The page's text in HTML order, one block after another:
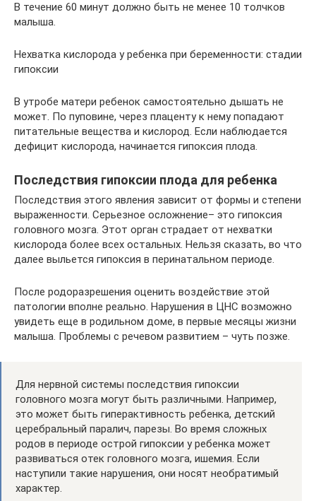
В течение 60 минут должно быть не менее 10 толчков
малыша.
Нехватка кислорода у ребенка при беременности: стадии
гипоксии
В утробе матери ребенок самостоятельно дышать не
может. По пуповине, через плаценту к нему попадают
питательные вещества и кислород. Если наблюдается
дефицит кислорода, начинается гипоксия плода.
Последствия гипоксии плода для ребенка
Последствия этого явления зависит от формы и степени
выраженности. Серьезное осложнение– это гипоксия
головного мозга. Этот орган страдает от нехватки
кислорода более всех остальных. Нельзя сказать, во что
далее выльется гипоксия в перинатальном периоде.
После родоразрешения оценить воздействие этой
патологии вполне реально. Нарушения в ЦНС возможно
увидеть еще в родильном доме, в первые месяцы жизни
малыша. Проблемы с речевом развитием – чуть позже.
Для нервной системы последствия гипоксии
головного мозга могут быть различными. Например,
это может быть гиперактивность ребенка, детский
церебральный паралич, парезы. Во время сложных
родов в периоде острой гипоксии у ребенка может
развиваться отек головного мозга, ишемия. Если
наступили такие нарушения, они носят необратимый
характер.